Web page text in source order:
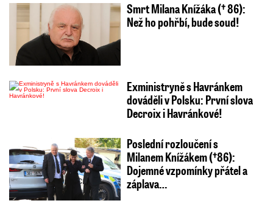
Smrt Milana Knížáka († 86):
Než ho pohřbí, bude soud!
Exministryně s Havránkem
dováděli v Polsku: První slova
Decroix i Havránkové!
Poslední rozloučení s
Milanem Knížákem (†86):
Dojemné vzpomínky přátel a
záplava…